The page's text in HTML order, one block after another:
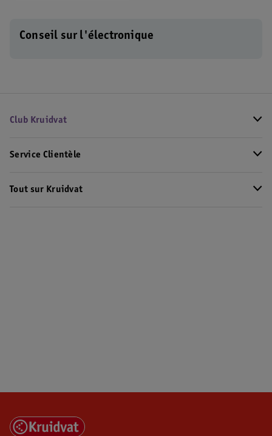
Conseil sur l'électronique
Club Kruidvat
Service Clientèle
Tout sur Kruidvat